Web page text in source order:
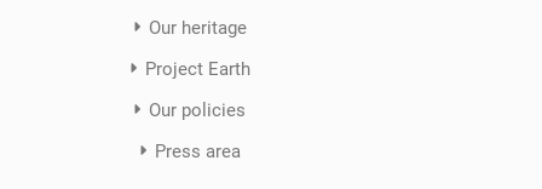
Our heritage
Project Earth
Our policies
Press area